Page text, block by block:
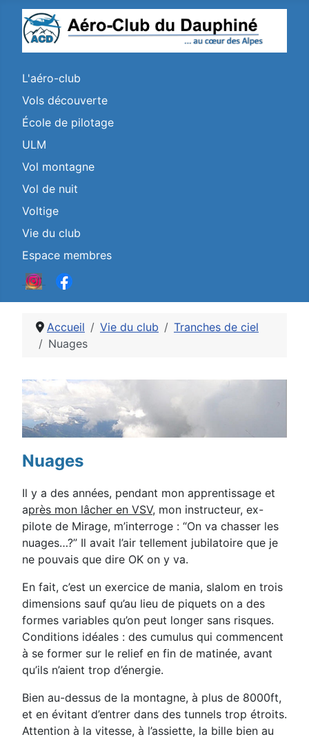
L'aéro-club
Vols découverte
École de pilotage
ULM
Vol montagne
Vol de nuit
Voltige
Vie du club
Espace membres
Accueil Vie du club
Tranches de ciel
Nuages
Détails
Nuages
Il y a des années, pendant mon apprentissage et
après mon lâcher en VSV, mon instructeur, ex-
pilote de Mirage, m’interroge : “On va chasser les
nuages…?” Il avait l’air tellement jubilatoire que je
ne pouvais que dire OK on y va.
En fait, c’est un exercice de mania, slalom en trois
dimensions sauf qu’au lieu de piquets on a des
formes variables qu’on peut longer sans risques.
Conditions idéales : des cumulus qui commencent
à se former sur le relief en fin de matinée, avant
qu’ils n’aient trop d’énergie.
Bien au-dessus de la montagne, à plus de 8000ft,
et en évitant d’entrer dans des tunnels trop étroits.
Attention à la vitesse, à l’assiette, la bille bien au